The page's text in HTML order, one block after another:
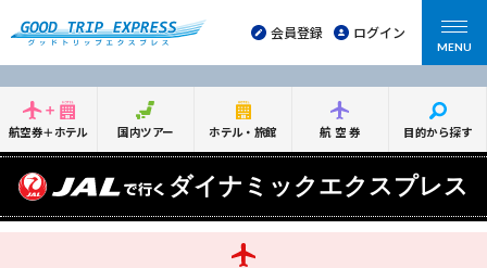
会員登録 ログイン
MENU
航空券＋ホテル 国内ツアー ホテル・旅館 航空券 目的から探す
ダイナミックエクスプレス